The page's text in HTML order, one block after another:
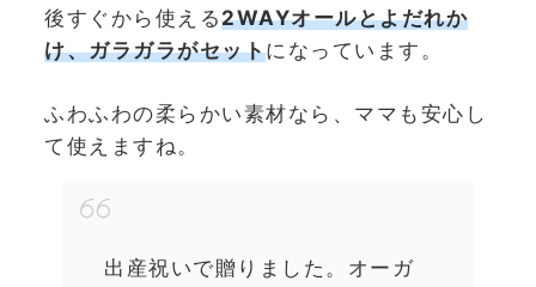
後すぐから使える2WAYオールとよだれか
け、ガラガラがセットになっています。
ふわふわの柔らかい素材なら、ママも安心し
て使えますね。
出産祝いで贈りました。オーガ